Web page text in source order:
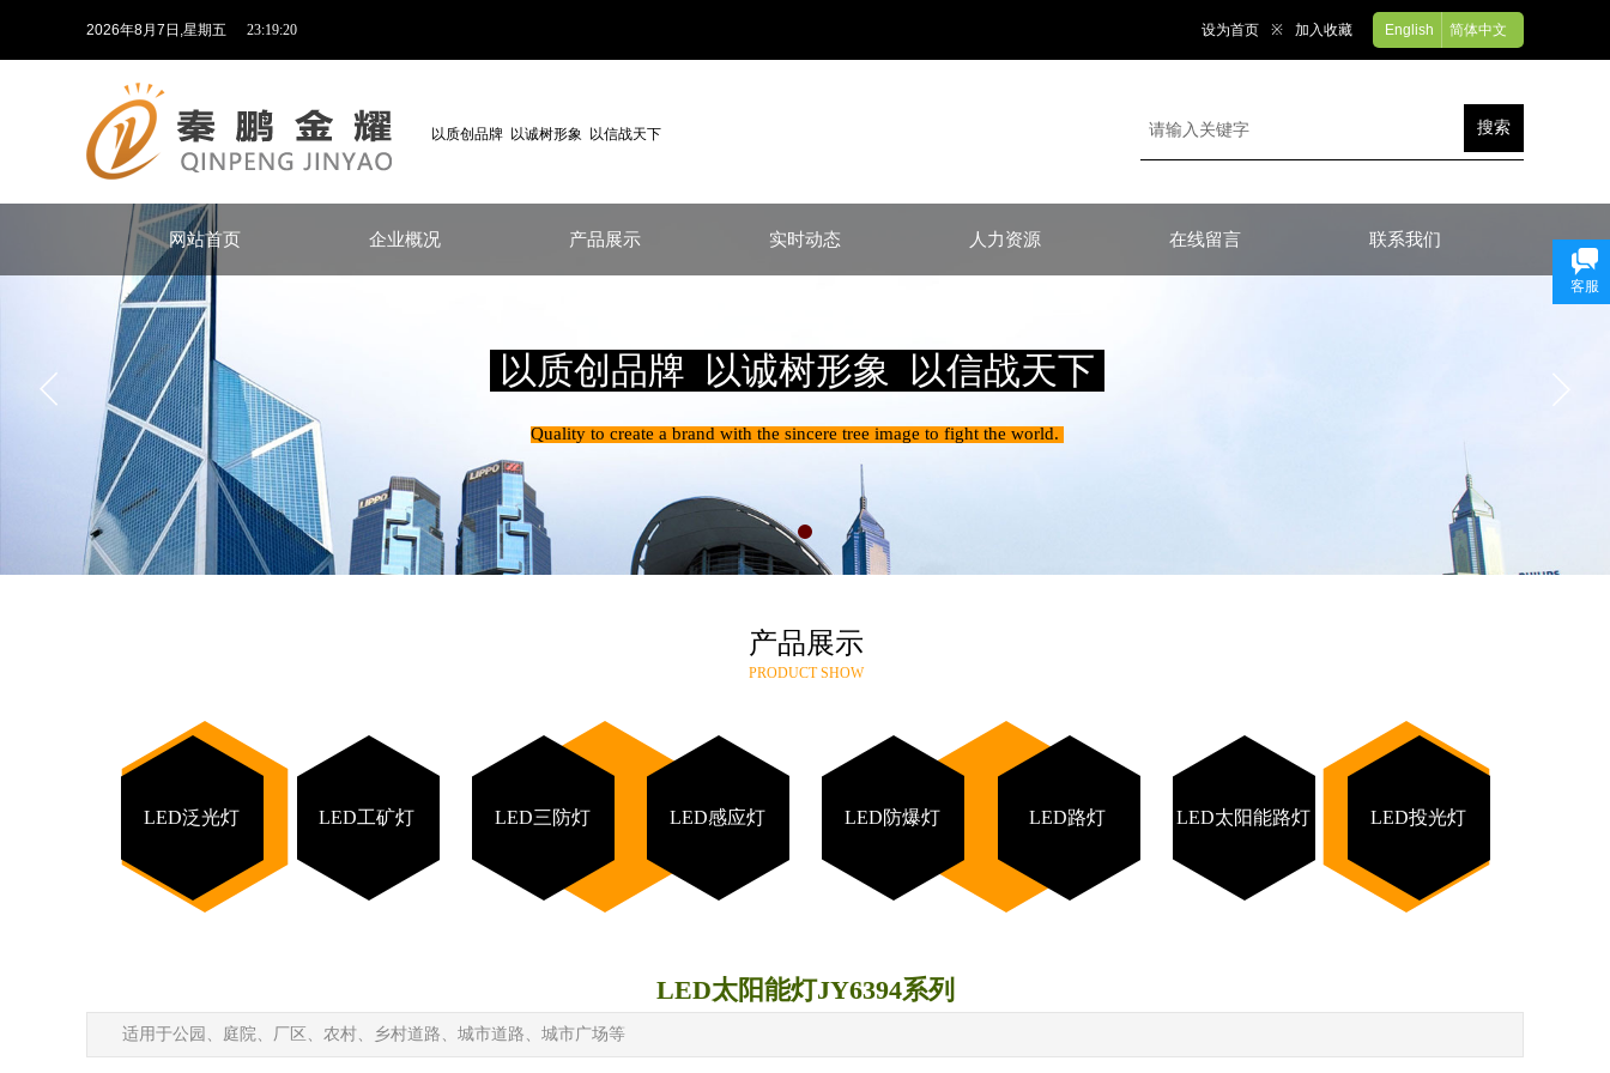
设为首页 ※ 加入收藏
2026年8月 7 日 ,星期五 23:19:21 English 简体中文
搜索
以质创品牌 以诚树形象 以信战天下
网站首页 企业概况 产品展示 实时动态 人力资源 在线留言 联系我们
以质创品牌 以诚树形象 以信战天下
Quality to create a brand with the sincere tree image to fight the world.
产品展示
PRODUCT SHOW
LED泛光灯 LED工矿灯 LED三防灯 LED感应灯 LED防爆灯 LED路灯 LED太阳能路灯 LED投光灯
LED太阳能灯JY6394系列
适用于公园、庭院、厂区、农村、乡村道路、城市道路、城市广场等
客服